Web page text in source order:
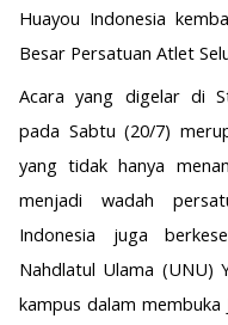
Huayou Indonesia
Besar Persatuan Atlet
Acara yang digelar di
pada Sabtu (20/7)
yang tidak hanya
menjadi wadah
Indonesia juga
Nahdlatul Ulama (UNU)
kampus dalam